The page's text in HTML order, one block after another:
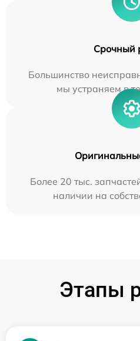
Срочный
Большинство
мы устраняем в
Более 20 тыс.
наличии на
Этапы